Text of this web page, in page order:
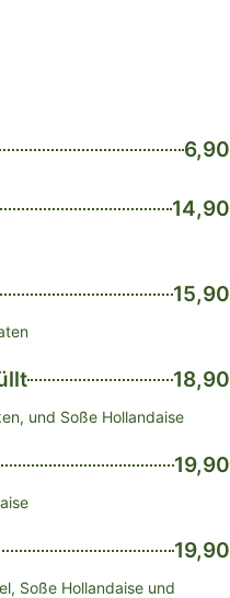
6,90
14,90
15,90
18,90
und Soße Hollandaise
19,90
19,90
Soße Hollandaise und